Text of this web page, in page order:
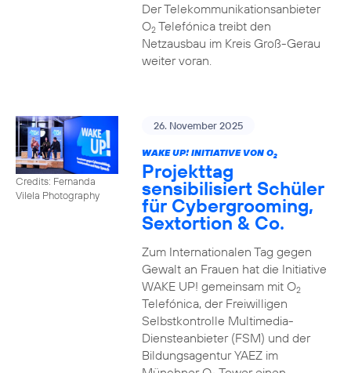
Der Telekommunikationsanbieter
O2Telefónica treibt den
Netzausbau im Kreis Groß-Gerau
weiter voran.
Credits: Fernanda
Vilela Photography
26. November 2025
WAKE UP! INITIATIVE VON O2
Projekttag
sensibilisiert Schüler
für Cybergrooming,
Sextortion & Co.
Zum Internationalen Tag gegen
Gewalt an Frauen hat die Initiative
WAKE UP! gemeinsam mit O2
Telefónica, der Freiwilligen
Selbstkontrolle Multimedia-
Diensteanbieter (FSM) und der
Bildungsagentur YAEZ im